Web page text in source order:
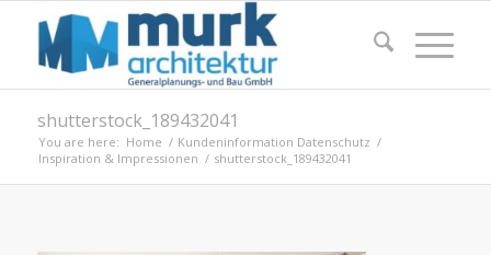
shutterstock_189432041
You are here: Home / Kundeninformation Datenschutz /
Inspiration & Impressionen / shutterstock_189432041